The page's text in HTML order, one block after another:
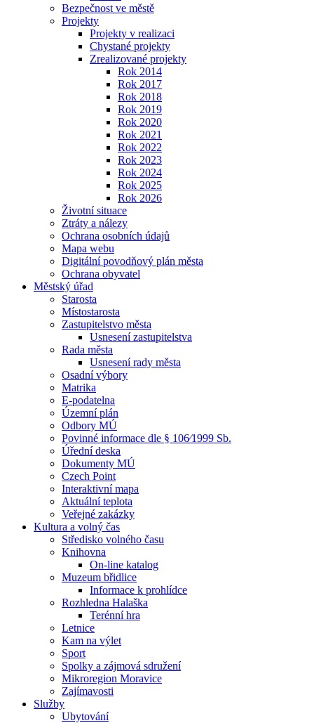
Bezpečnost ve městě
Projekty
Projekty v realizaci
Chystané projekty
Zrealizované projekty
Rok 2014
Rok 2017
Rok 2018
Rok 2019
Rok 2020
Rok 2021
Rok 2022
Rok 2023
Rok 2024
Rok 2025
Rok 2026
Životní situace
Ztráty a nálezy
Ochrana osobních údajů
Mapa webu
Digitální povodňový plán města
Ochrana obyvatel
Městský úřad
Starosta
Místostarosta
Zastupitelstvo města
Usnesení zastupitelstva
Rada města
Usnesení rady města
Osadní výbory
Matrika
E-podatelna
Územní plán
Odbory MÚ
Povinné informace dle § 106⁄1999 Sb.
Úřední deska
Dokumenty MÚ
Czech Point
Interaktivní mapa
Aktuální teplota
Veřejné zakázky
Kultura a volný čas
Středisko volného času
Knihovna
On-line katalog
Muzeum břidlice
Informace k prohlídce
Rozhledna Halaška
Terénní hra
Letnice
Kam na výlet
Sport
Spolky a zájmová sdružení
Mikroregion Moravice
Zajímavosti
Služby
Ubytování